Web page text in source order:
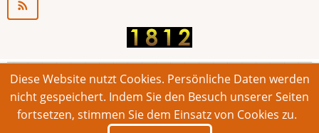
© 2026 Bonner Aufruf. Alle Rechte vorbehalten.
Footer
Impressum Kontakt Intern
Diese Website nutzt Cookies. Persönliche Daten werden
nicht gespeichert. Indem Sie den Besuch unserer Seiten
fortsetzen, stimmen Sie dem Einsatz von Cookies zu.